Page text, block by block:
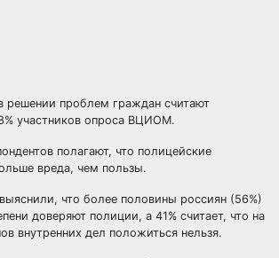
проблем граждан считают
участников опроса ВЦИОМ.
полагают, что полицейские
вреда, чем пользы.
что более половины россиян (56%)
доверяют полиции, а 41% считает, что на
внутренних дел положиться нельзя.